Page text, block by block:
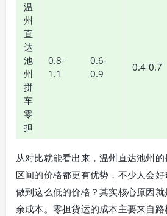
温
州
直
达
池
州
拼
车
零
担
0.8-
1.1
0.6-
0.9
0.4-0.7
从对比就能看出来，温州直达池州
区间的价格都更有优势，不少人会
做到这么低的价格？其实核心原因
余成本。零担货运的成本主要来自